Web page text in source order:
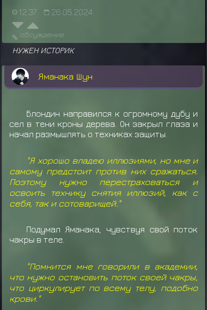
12:37 26.05.2024
обсуждение
НУЖЕН ИСТОРИК
Яманака Шун
Блондин направился к огромному дубу и
сел в тени кроны дерева. Он закрыл глаза и
начал размышлять о техниках защиты.
"Я хорошо владею иллюзиями, но мне и
самому предстоит против них сражаться.
Поэтому нужно перестраховаться и
освоить технику снятия иллюзий, как с
себя, так и сотоварищей."
Подумал Яманака, чувствуя свой поток
чакры в теле.
"Помнится мне говорили в академии,
что нужно остановить поток своей чакры,
что циркулирует по всему телу, подобно
крови."